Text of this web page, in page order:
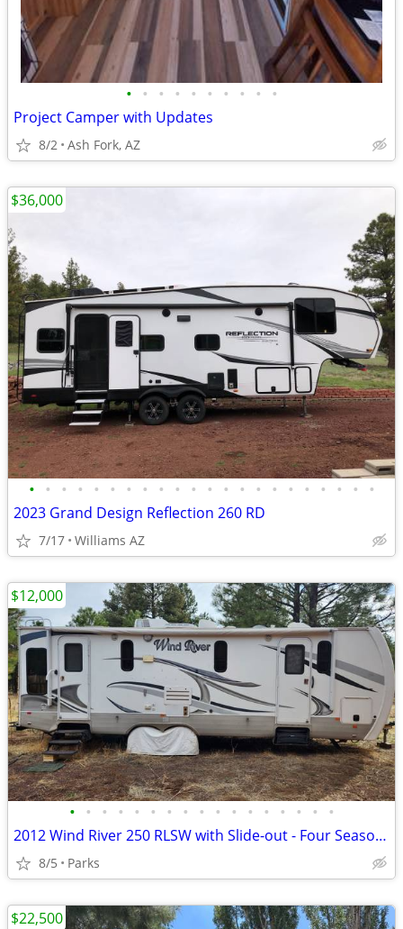
• • • • • • • • • •
Project Camper with Updates
8/2 Ash Fork, AZ
• • • • • • • • • • • • • • • • • • • • • •
2023 Grand Design Reflection 260 RD
7/17 Williams AZ
$36,000
• • • • • • • • • • • • • • • • •
2012 Wind River 250 RLSW with Slide-out - Four Seasons with Mountain E
8/5 Parks
$12,000
$22,500